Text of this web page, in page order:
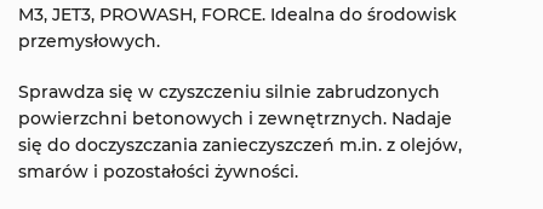
M3, JET3, PROWASH, FORCE. Idealna do środowisk
przemysłowych.
Sprawdza się w czyszczeniu silnie zabrudzonych
powierzchni betonowych i zewnętrznych. Nadaje
się do doczyszczania zanieczyszczeń m.in. z olejów,
smarów i pozostałości żywności.